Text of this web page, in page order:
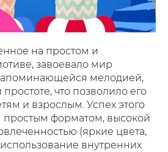
на простом и
завоевало мир
мелодией,
что позволило его
и взрослым. Успех этого
простым форматом, высокой
(яркие цвета,
внутренних